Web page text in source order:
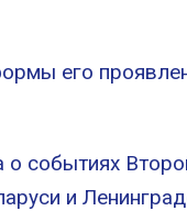
его
и